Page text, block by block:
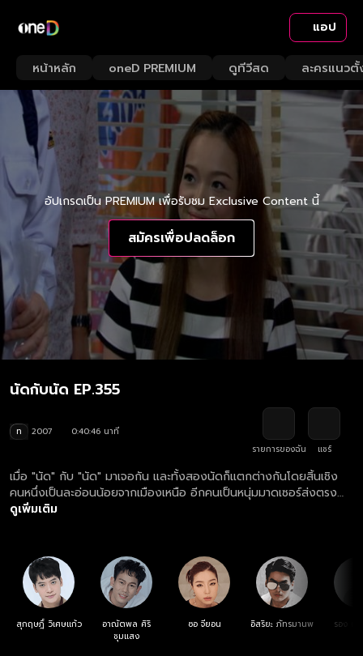
แอป
หน้าหลัก oneD PREMIUM ดูทีวีสด ละครแนวตั้
อัปเกรดเป็น PREMIUM เพื่อรับชม Exclusive Content นี้
สมัครเพื่อปลดล็อก
นัดกับนัด EP.355
ท 2007
0:40:46 นาที
รายการของฉัน
แชร์
เมื่อ "นัด" กับ "นัด" มาเจอกัน และทั้งสองนัดก็แตกต่างกันโดยสิ้นเชิง
คนหนึ่งเป็นละอ่อนน้อยจากเมืองเหนือ อีกคนเป็นหนุ่มมาดเซอร์ส่งตรง
จากแดนอีสาน จึงเกิดเป็นเรื่องป่วนผสานความฮาตามสไตล์หนุ่มต่าง
ดูเพิ่มเติม
สุกฤษฎิ์ วิเศษแก้ว
อาณัตพล ศิริ
ชุมแสง
ซอ จียอน อิสริยะ ภัทรมานพ รอง เ